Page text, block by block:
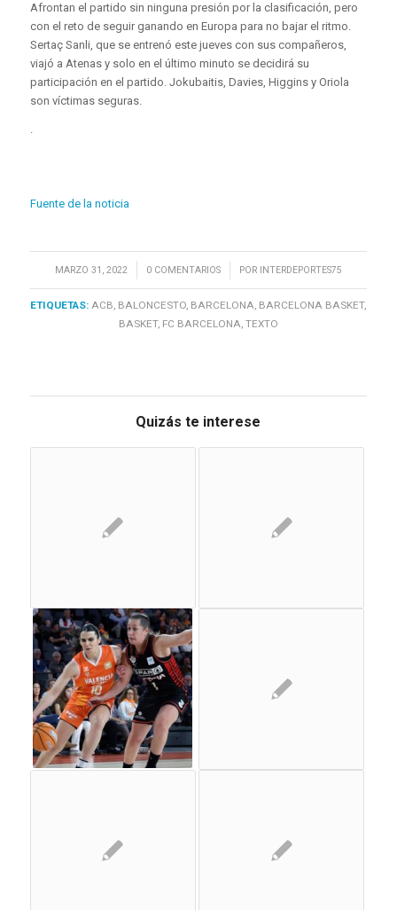
Afrontan el partido sin ninguna presión por la clasificación, pero
con el reto de seguir ganando en Europa para no bajar el ritmo.
Sertaç Sanli, que se entrenó este jueves con sus compañeros,
viajó a Atenas y solo en el último minuto se decidirá su
participación en el partido. Jokubaitis, Davies, Higgins y Oriola
son víctimas seguras.
.
Fuente de la noticia
MARZO 31, 2022
/ 0 COMENTARIOS
/ POR INTERDEPORTES75
ETIQUETAS: ACB, BALONCESTO, BARCELONA, BARCELONA BASKET,
BASKET, FC BARCELONA, TEXTO
Quizás te interese